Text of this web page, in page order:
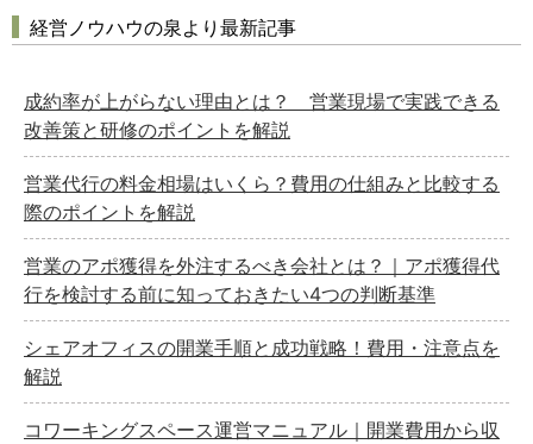
経営ノウハウの泉より最新記事
成約率が上がらない理由とは？ 営業現場で実践できる
改善策と研修のポイントを解説
営業代行の料金相場はいくら？費用の仕組みと比較する
際のポイントを解説
営業のアポ獲得を外注するべき会社とは？｜アポ獲得代
行を検討する前に知っておきたい4つの判断基準
シェアオフィスの開業手順と成功戦略！費用・注意点を
解説
コワーキングスペース運営マニュアル｜開業費用から収